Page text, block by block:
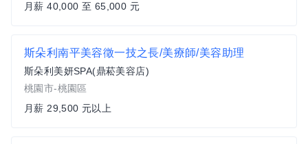
月薪 40,000 至 65,000 元
斯朵利南平美容徵一技之長/美療師/美容助理
斯朵利美妍SPA(鼎菘美容店)
桃園市-桃園區
月薪 29,500 元以上